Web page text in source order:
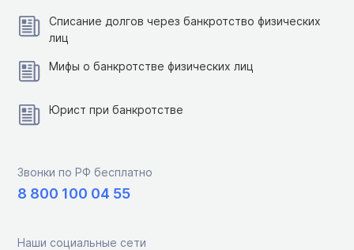
Списание долгов через банкротство физических
лиц
Мифы о банкротстве физических лиц
Юрист при банкротстве
Звонки по РФ бесплатно
8 800 100 04 55
Наши социальные сети